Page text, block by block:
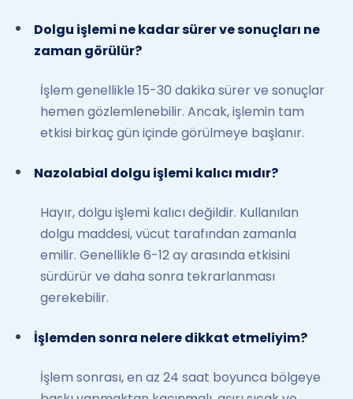
Dolgu işlemi ne kadar sürer ve sonuçları ne
zaman görülür?
İşlem genellikle 15-30 dakika sürer ve sonuçlar
hemen gözlemlenebilir. Ancak, işlemin tam
etkisi birkaç gün içinde görülmeye başlanır.
Nazolabial dolgu işlemi kalıcı mıdır?
Hayır, dolgu işlemi kalıcı değildir. Kullanılan
dolgu maddesi, vücut tarafından zamanla
emilir. Genellikle 6-12 ay arasında etkisini
sürdürür ve daha sonra tekrarlanması
gerekebilir.
İşlemden sonra nelere dikkat etmeliyim?
İşlem sonrası, en az 24 saat boyunca bölgeye